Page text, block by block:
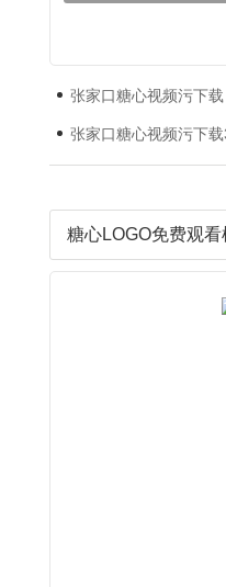
张家口糖心视频污下
张家口糖心视频污下
糖心LOGO免费观看